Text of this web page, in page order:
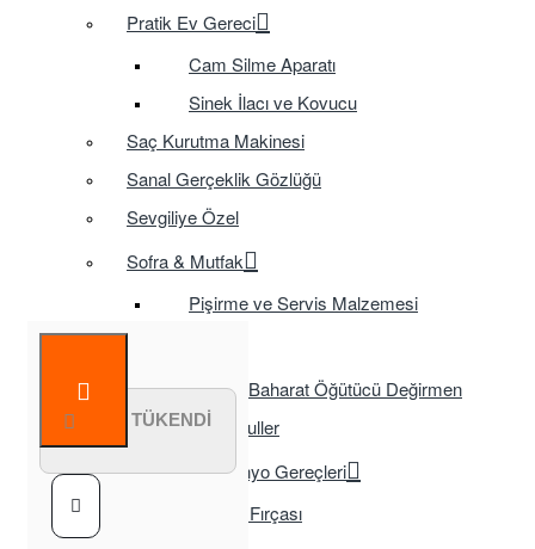
Pratik Ev Gereci
Cam Silme Aparatı
Sinek İlacı ve Kovucu
Saç Kurutma Makinesi
Sanal Gerçeklik Gözlüğü
Sevgiliye Özel
Sofra & Mutfak
Pişirme ve Servis Malzemesi
Baharat Öğütücü Değirmen
Tasarruflu Ampuller
Temizlik ve Banyo Gereçleri
Tuvalet Fırçası
STOK TÜKENDİ